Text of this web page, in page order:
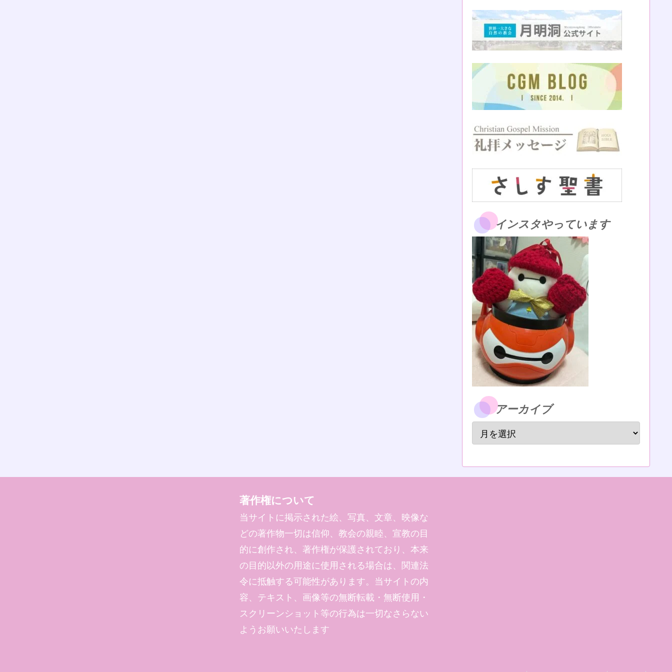
インスタやっています
アーカイブ
著作権について
当サイトに掲示された絵、写真、文章、映像な
どの著作物一切は信仰、教会の親睦、宣教の目
的に創作され、著作権が保護されており、本来
の目的以外の用途に使用される場合は、関連法
令に抵触する可能性があります。当サイトの内
容、テキスト、画像等の無断転載・無断使用・
スクリーンショット等の行為は一切なさらない
ようお願いいたします